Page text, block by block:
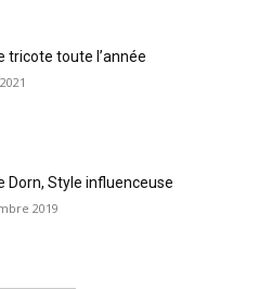
tricote toute l’année
Dorn, Style influenceuse
2019